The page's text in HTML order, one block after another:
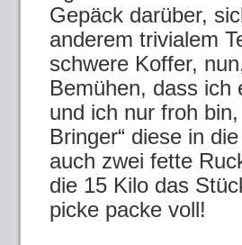
Gepäck darüber,
anderem trivialem
schwere Koffer,
Bemühen, dass ich
und ich nur froh
Bringer“ diese in
auch zwei fette
die 15 Kilo das
picke packe voll!